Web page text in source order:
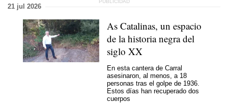
21 jul 2026
As Catalinas, un espacio
de la historia negra del
siglo XX
En esta cantera de Carral
asesinaron, al menos, a 18
personas tras el golpe de 1936.
Estos días han recuperado dos
cuerpos